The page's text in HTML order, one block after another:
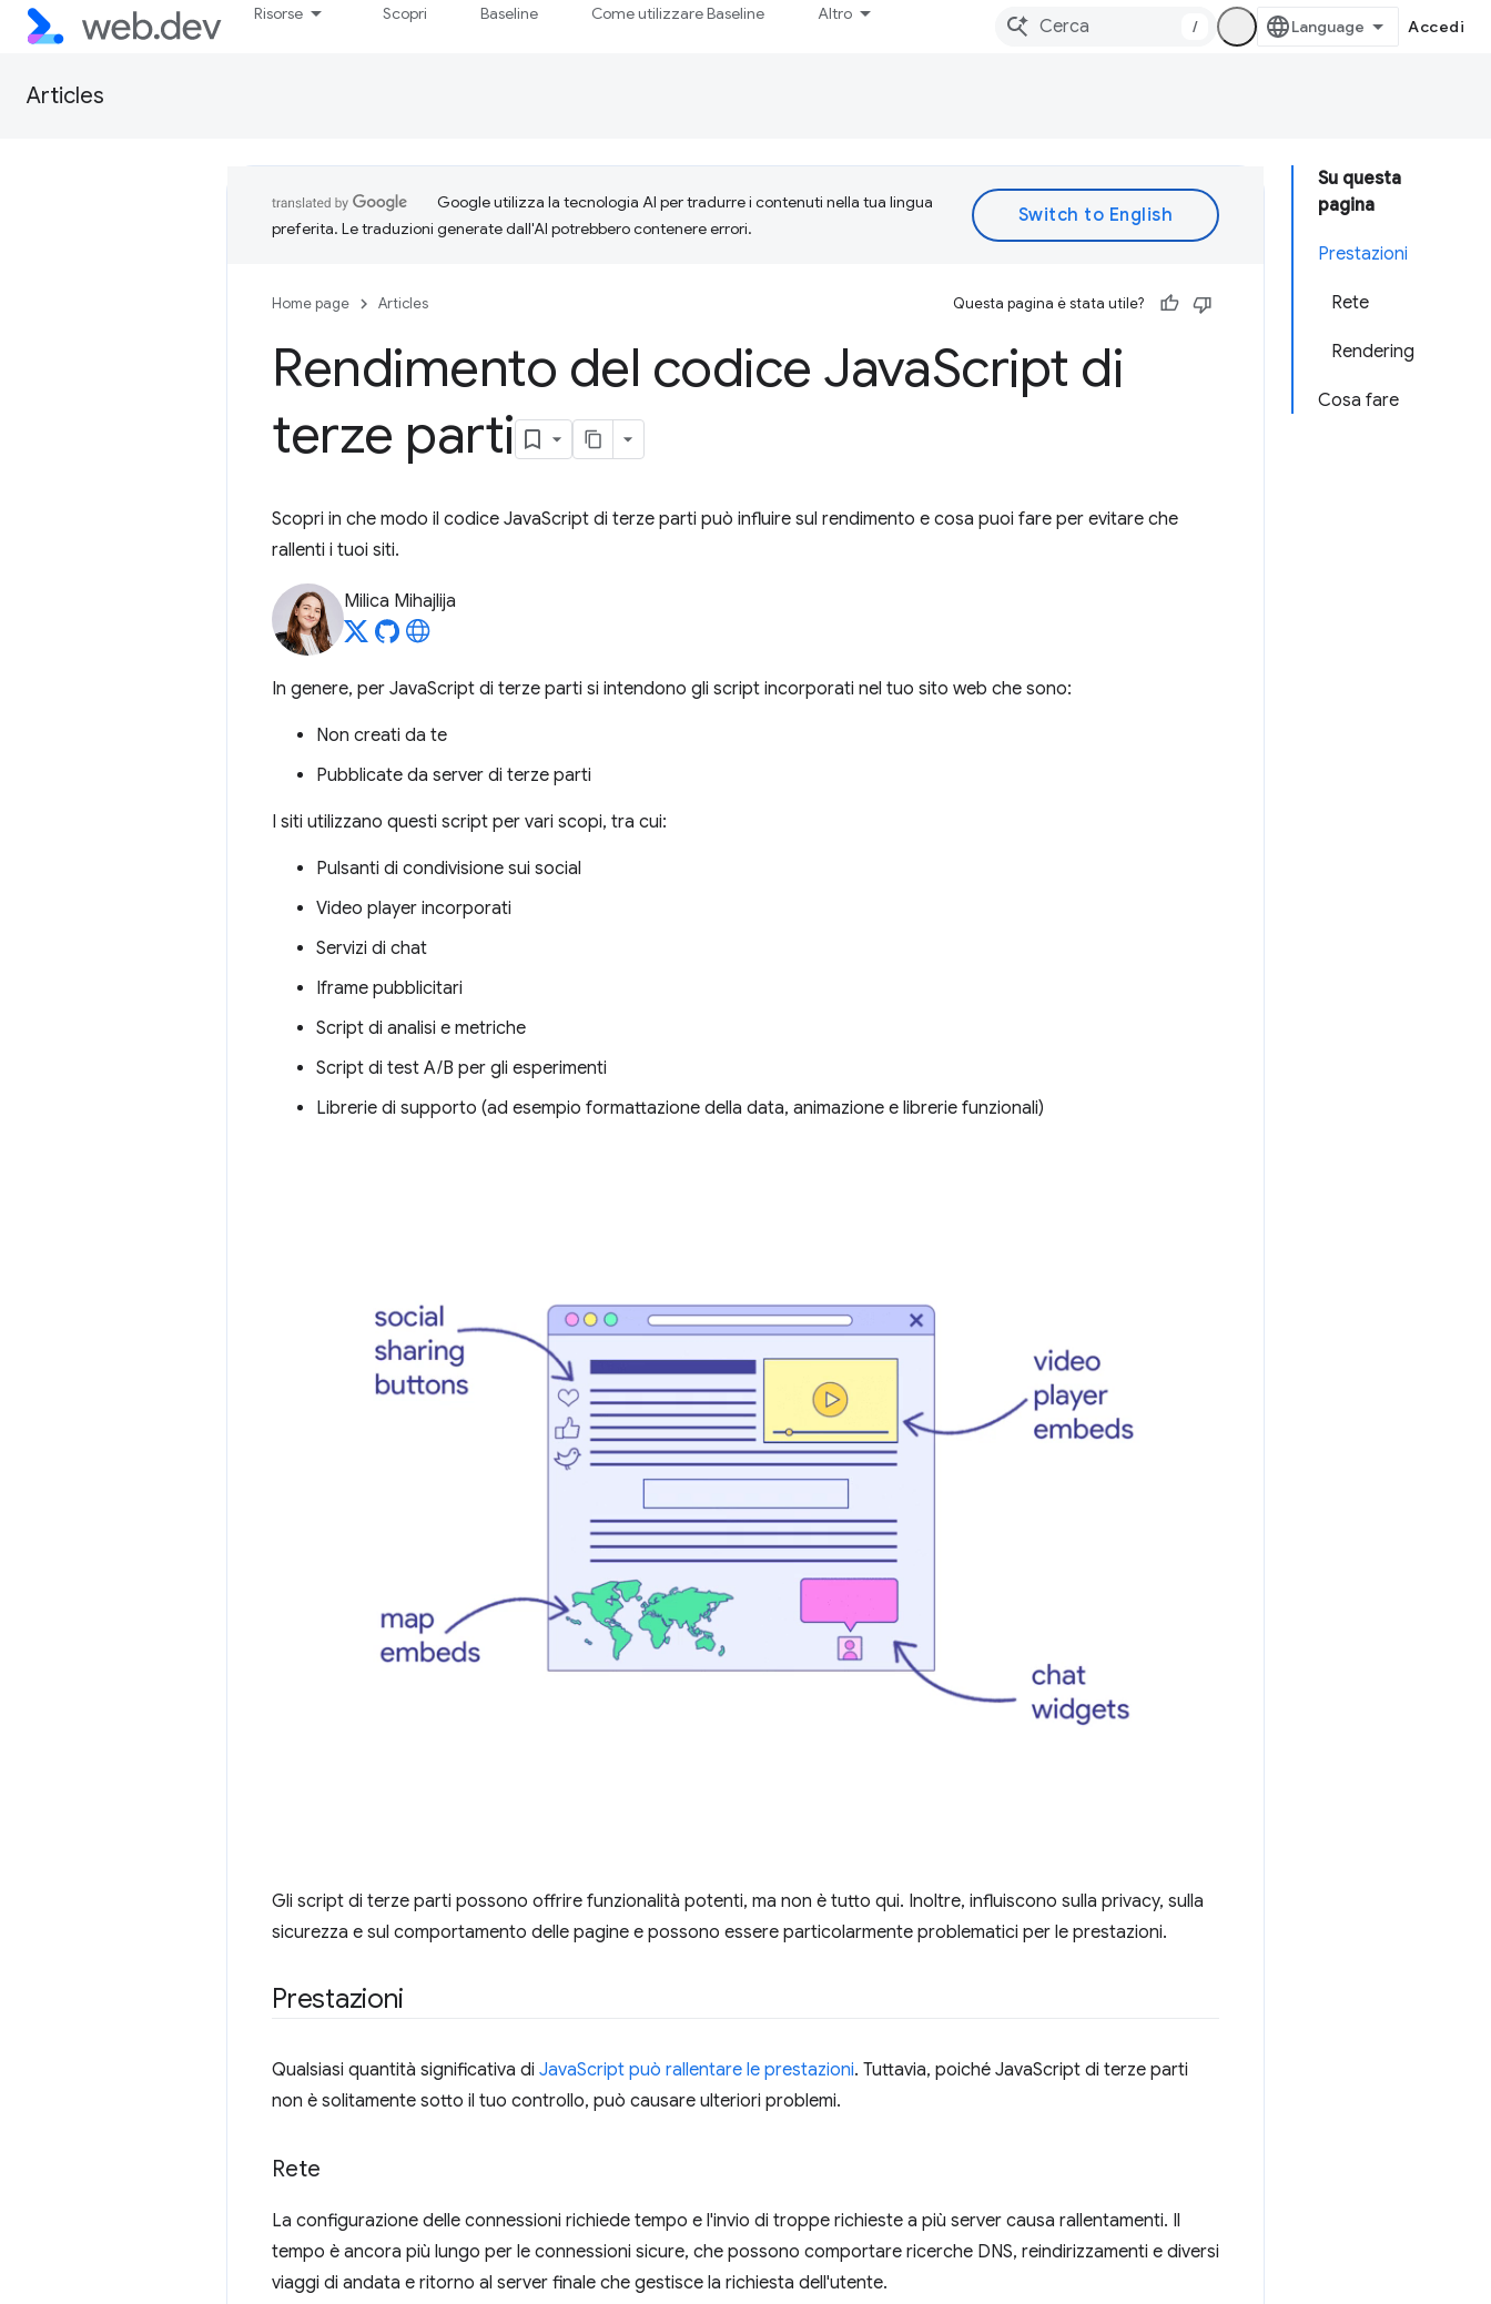
Risorse Scopri Baseline Come utilizzare Baseline Altro
/ Accedi
Articles
Su questa
pagina
Prestazioni
Rete
Rendering
Cosa fare
Google utilizza la tecnologia AI per tradurre i contenuti nella tua lingua
preferita. Le traduzioni generate dall'AI potrebbero contenere errori.
Home page Articles Questa pagina è stata utile?
Rendimento del codice JavaScript di
terze parti
Scopri in che modo il codice JavaScript di terze parti può influire sul rendimento e cosa puoi fare per evitare che
rallenti i tuoi siti.
Milica Mihajlija
In genere, per JavaScript di terze parti si intendono gli script incorporati nel tuo sito web che sono:
Non creati da te
Pubblicate da server di terze parti
I siti utilizzano questi script per vari scopi, tra cui:
Pulsanti di condivisione sui social
Video player incorporati
Servizi di chat
Iframe pubblicitari
Script di analisi e metriche
Script di test A/B per gli esperimenti
Librerie di supporto (ad esempio formattazione della data, animazione e librerie funzionali)
Gli script di terze parti possono offrire funzionalità potenti, ma non è tutto qui. Inoltre, influiscono sulla privacy, sulla
sicurezza e sul comportamento delle pagine e possono essere particolarmente problematici per le prestazioni.
Prestazioni
Qualsiasi quantità significativa di JavaScript può rallentare le prestazioni. Tuttavia, poiché JavaScript di terze parti
non è solitamente sotto il tuo controllo, può causare ulteriori problemi.
Rete
La configurazione delle connessioni richiede tempo e l'invio di troppe richieste a più server causa rallentamenti. Il
tempo è ancora più lungo per le connessioni sicure, che possono comportare ricerche DNS, reindirizzamenti e diversi
viaggi di andata e ritorno al server finale che gestisce la richiesta dell'utente.